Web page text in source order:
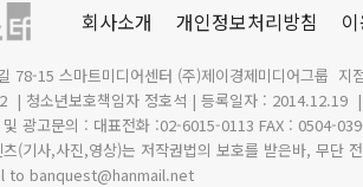
회사소개 개인정보처리방침
78-15 스마트미디어센터 (주)제이경제미디어그룹 지
| 청소년보호책임자 정호석 | 등록일자 : 2014.12.19
및 광고문의 : 대표전화 :02-6015-0113 FAX : 0504-
(기사,사진,영상)는 저작권법의 보호를 받은바, 무단
to banquest@hanmail.net